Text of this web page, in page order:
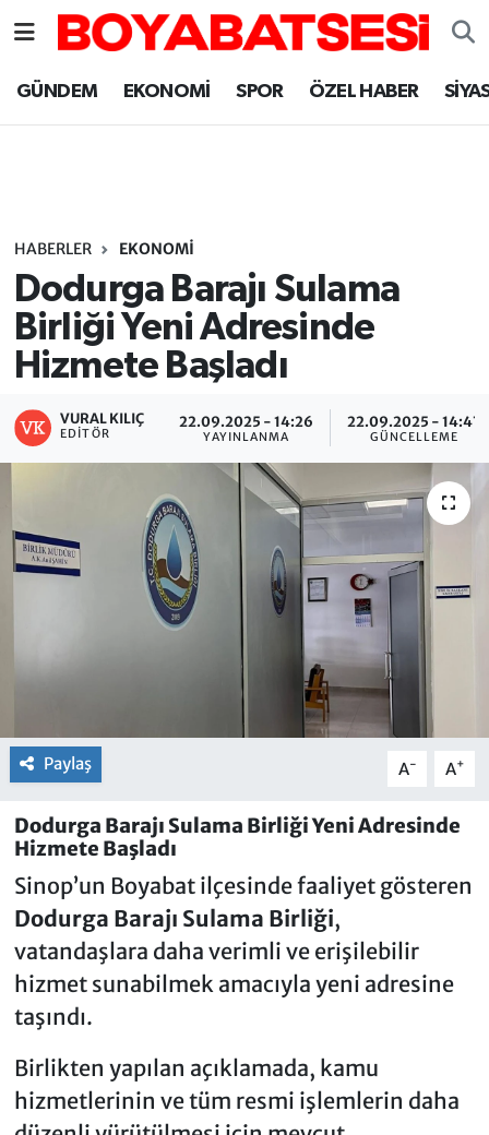
GÜNDEM EKONOMİ SPOR ÖZEL HABER
HABERLER EKONOMİ
Dodurga Barajı Sulama
Birliği Yeni Adresinde
Hizmete Başladı
VURAL KILIÇ
EDITÖR
22.09.2025 - 14:26
YAYINLANMA
22.09.2025 - 14:47
GÜNCELLEME
Paylaş A- A+
Dodurga Barajı Sulama Birliği Yeni Adresinde
Hizmete Başladı
Sinop’un Boyabat ilçesinde faaliyet gösteren
Dodurga Barajı Sulama Birliği,
vatandaşlara daha verimli ve erişilebilir
hizmet sunabilmek amacıyla yeni adresine
taşındı.
Birlikten yapılan açıklamada, kamu
hizmetlerinin ve tüm resmi işlemlerin daha
Sinop Nöbetçi Eczaneler
Sinop Trafik Yoğunluk Haritası
Süper Lig Puan Durumu ve Fikstür
Tüm Manşetler
Son Dakika Haberleri